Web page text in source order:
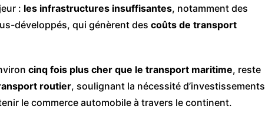
: les infrastructures insuffisantes, notamment des
développés, qui génèrent des coûts de transport
cinq fois plus cher que le transport maritime, reste
routier, soulignant la nécessité d’investissements
le commerce automobile à travers le continent.